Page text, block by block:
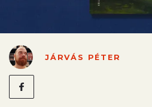
JÁRVÁS PÉTER